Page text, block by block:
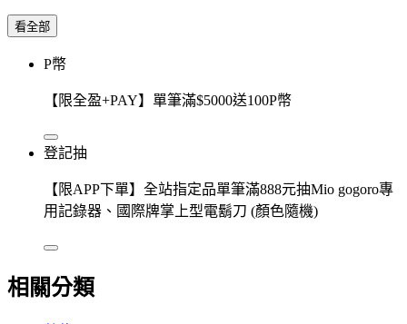
看全部
P幣
【限全盈+PAY】單筆滿$5000送100P幣
登記抽
【限APP下單】全站指定品單筆滿888元抽Mio gogoro專
用記錄器、國際牌掌上型電鬍刀 (顏色隨機)
相關分類